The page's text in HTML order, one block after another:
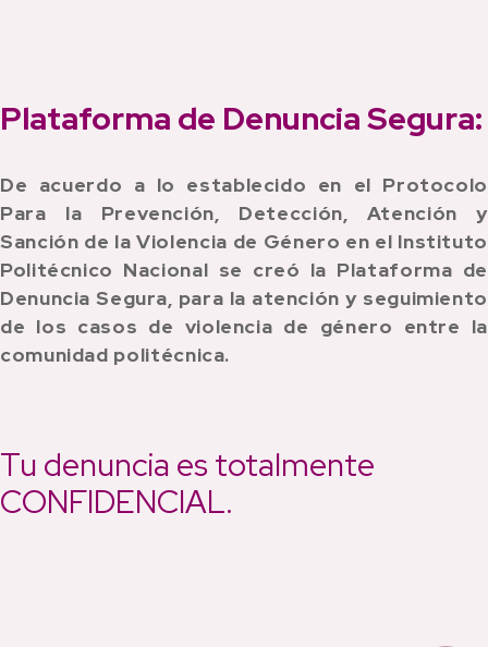
Plataforma de Denuncia Segura:
De acuerdo a lo establecido en el Protocolo
Para la Prevención, Detección, Atención y
Sanción de la Violencia de Género en el Instituto
Politécnico Nacional se creó la Plataforma de
Denuncia Segura, para la atención y seguimiento
de los casos de violencia de género entre la
comunidad politécnica.
Tu denuncia es totalmente
CONFIDENCIAL.